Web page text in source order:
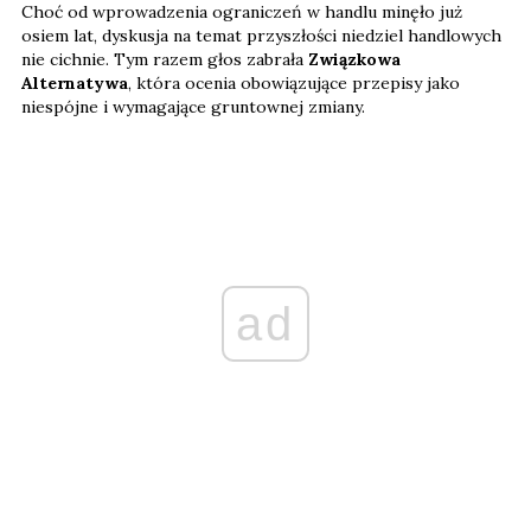
Choć od wprowadzenia ograniczeń w handlu minęło już
osiem lat, dyskusja na temat przyszłości niedziel handlowych
nie cichnie. Tym razem głos zabrała Związkowa
Alternatywa, która ocenia obowiązujące przepisy jako
niespójne i wymagające gruntownej zmiany.
ad